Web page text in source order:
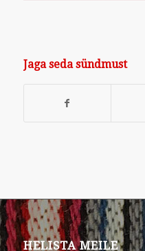
Jaga seda sündmust
HELISTA MEILE